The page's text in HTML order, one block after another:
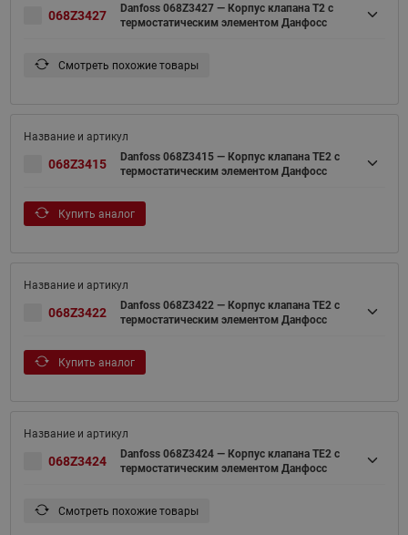
068Z3427
Danfoss 068Z3427 — Корпус клапана T2 с
термостатическим элементом Данфосс
Смотреть похожие товары
068Z3415
Danfoss 068Z3415 — Корпус клапана TE2 с
термостатическим элементом Данфосс
Купить аналог
068Z3422
Danfoss 068Z3422 — Корпус клапана TE2 с
термостатическим элементом Данфосс
Купить аналог
068Z3424
Danfoss 068Z3424 — Корпус клапана TE2 с
термостатическим элементом Данфосс
Смотреть похожие товары